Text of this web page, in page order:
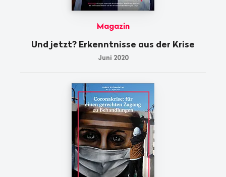
Magazin
Und jetzt? Erkenntnisse aus der Krise
Juni 2020